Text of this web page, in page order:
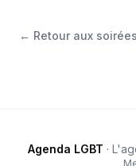
← Retour aux
Agenda LGBT ·